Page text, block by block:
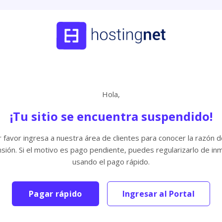
Hola,
¡Tu sitio se encuentra suspendido!
favor ingresa a nuestra área de clientes para conocer la razón
Si el motivo es pago pendiente, puedes regularizarlo de
usando el pago rápido.
Pagar rápido Ingresar al Portal